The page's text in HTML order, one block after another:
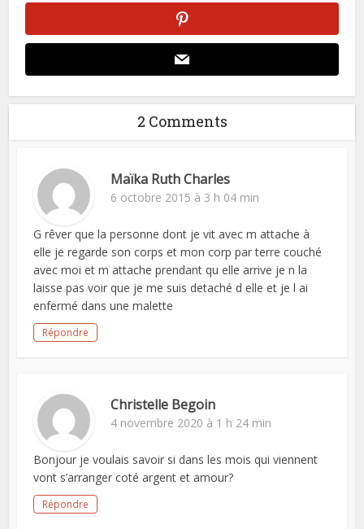
2 Comments
Maïka Ruth Charles
6 octobre 2015 à 3 h 04 min
G rêver que la personne dont je vit avec m attache à
elle je regarde son corps et mon corp par terre couché
avec moi et m attache prendant qu elle arrive je n la
laisse pas voir que je me suis detaché d elle et je l ai
enfermé dans une malette
Répondre
Christelle Begoin
4 novembre 2020 à 1 h 24 min
Bonjour je voulais savoir si dans les mois qui viennent
vont s’arranger coté argent et amour?
Répondre